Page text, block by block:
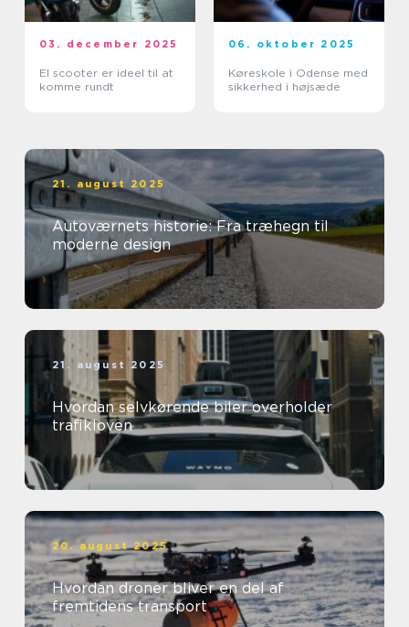
03. december 2025
El scooter er ideel til at
komme rundt
06. oktober 2025
Køreskole i Odense med
sikkerhed i højsæde
21. august 2025
Autoværnets historie: Fra træhegn til
moderne design
21. august 2025
Hvordan selvkørende biler overholder
trafikloven
20. august 2025
Hvordan droner bliver en del af
fremtidens transport